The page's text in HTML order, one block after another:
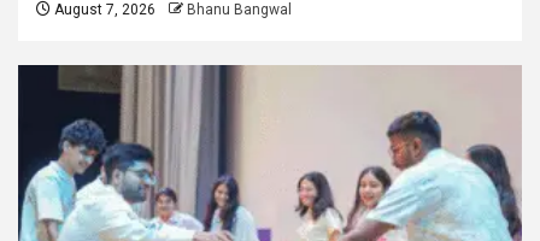
August 7, 2026 Bhanu Bangwal